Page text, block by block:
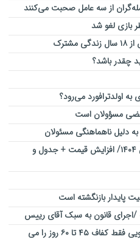
از سه عامل صحبت می‌کنند
بازی لغو شد
چقدر باشد؟
اولدترافورد می‌رود؟‌
مسؤولان است
قیمت طلا و سکه امروز شنبه ۱۷ آبان ۱۴۰۴/ افزایش قیمت + جدول و
پایدار بازنگشته است
قانون به سبک آقای رییس
موجودی مواد اولیه شرکت های دارویی فقط کفاف ۴۵ تا ۶۰ روز را می